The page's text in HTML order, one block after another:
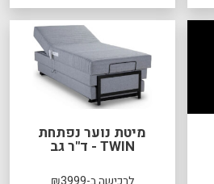
מיטת נוער נפתחת
TWIN - ד"ר גב